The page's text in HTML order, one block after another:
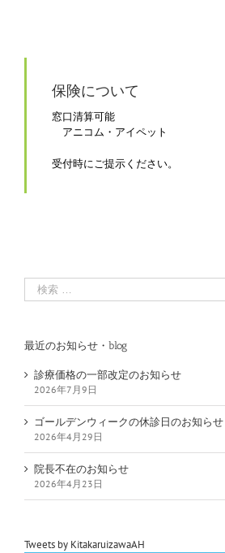
保険について
窓口清算可能
アニコム・アイペット
受付時にご提示ください。
索
最近のお知らせ・blog
診療価格の一部改定のお知らせ
2026年7月9日
ゴールデンウィークの休診日のお知らせ
2026年4月29日
院長不在のお知らせ
2026年4月23日
Tweets by KitakaruizawaAH